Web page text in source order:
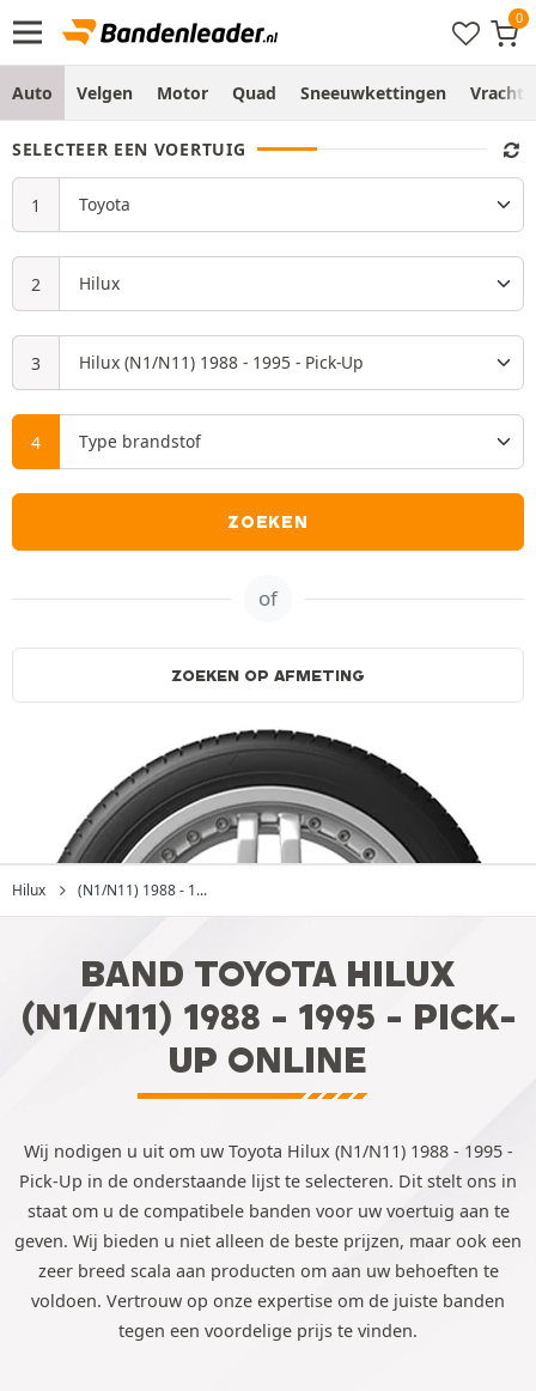
Auto Velgen Motor Quad Sneeuwkettingen
SELECTEER EEN VOERTUIG
ZOEKEN
of
ZOEKEN OP AFMETING
Hilux (N1/N11) 1988 - 1...
BAND TOYOTA HILUX
(N1/N11) 1988 - 1995 - PICK-
UP ONLINE
Wij nodigen u uit om uw Toyota Hilux (N1/N11) 1988 - 1995 -
Pick-Up in de onderstaande lijst te selecteren. Dit stelt ons in
staat om u de compatibele banden voor uw voertuig aan te
geven. Wij bieden u niet alleen de beste prijzen, maar ook een
zeer breed scala aan producten om aan uw behoeften te
voldoen. Vertrouw op onze expertise om de juiste banden
tegen een voordelige prijs te vinden.